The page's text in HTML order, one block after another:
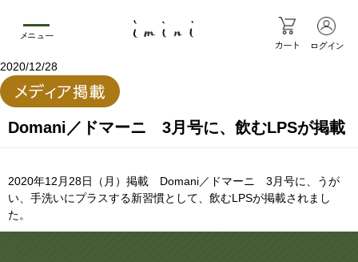
メニュー
カート ログイン
2020/12/28
Domani／ドマーニ 3月号に、飲むLPSが掲載
2020年12月28日（月）掲載 Domani／ドマーニ 3月号に、うが
い、手洗いにプラスする新習慣として、飲むLPSが掲載されまし
た。